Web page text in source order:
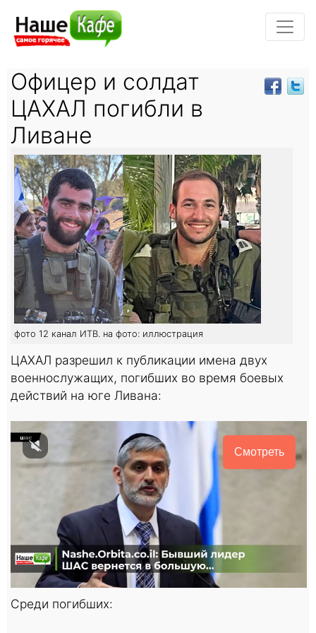
Офицер и солдат
ЦАХАЛ погибли в
Ливане
фото 12 канал ИТВ. на фото: иллюстрация
ЦАХАЛ разрешил к публикации имена двух
военнослужащих, погибших во время боевых
действий на юге Ливана:
Смотреть
Среди погибших: